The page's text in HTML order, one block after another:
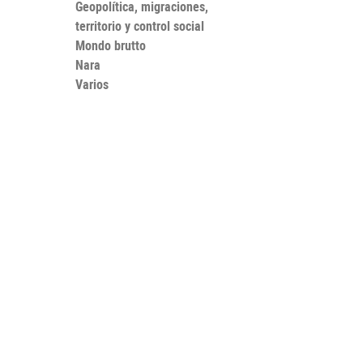
Geopolítica, migraciones,
territorio y control social
Mondo brutto
Nara
Varios